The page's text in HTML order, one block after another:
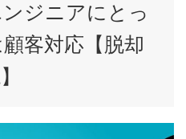
ジニアにとっ
客対応【脱却